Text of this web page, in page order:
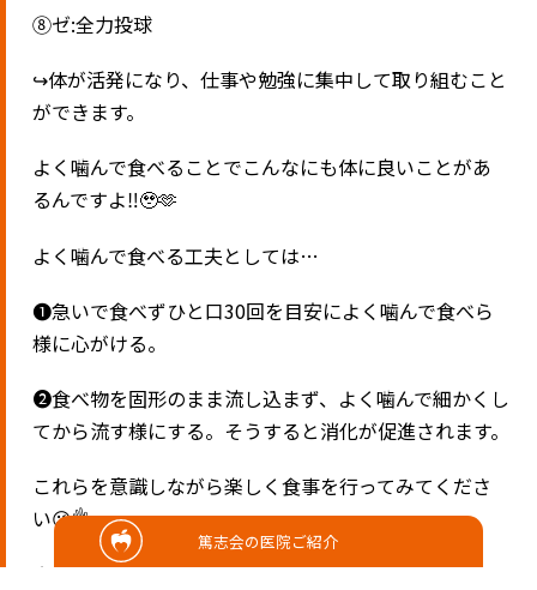
篤志会の医院ご紹介
⑧ゼ:全力投球
↪︎体が活発になり、仕事や勉強に集中して取り組むこと
ができます。
よく噛んで食べることでこんなにも体に良いことがあ
るんですよ‼️🥹🫶
よく噛んで食べる工夫としては…
❶急いで食べずひと口30回を目安によく噛んで食べら
様に心がける。
❷食べ物を固形のまま流し込まず、よく噛んで細かくし
てから流す様にする。そうすると消化が促進されます。
これらを意識しながら楽しく食事を行ってみてくださ
い😉👌
よく食べ、よく噛み、体とお口の健康に心掛けましょ